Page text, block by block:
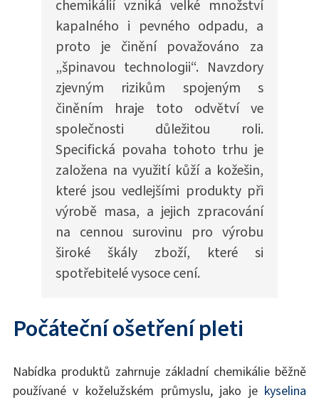
chemikálií vzniká velké množství
kapalného i pevného odpadu, a
proto je činění považováno za
„špinavou technologii“. Navzdory
zjevným rizikům spojeným s
činěním hraje toto odvětví ve
společnosti důležitou roli.
Specifická povaha tohoto trhu je
založena na využití kůží a kožešin,
které jsou vedlejšími produkty při
výrobě masa, a jejich zpracování
na cennou surovinu pro výrobu
široké škály zboží, které si
spotřebitelé vysoce cení.
Počáteční ošetření pleti
Nabídka produktů zahrnuje základní chemikálie běžně
používané v koželužském průmyslu, jako je kyselina